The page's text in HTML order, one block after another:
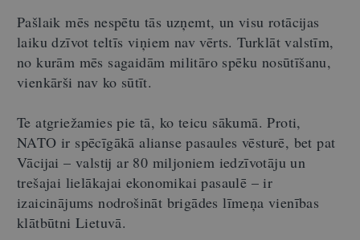
Pašlaik mēs nespētu tās uzņemt, un visu rotācijas
laiku dzīvot teltīs viņiem nav vērts. Turklāt valstīm,
no kurām mēs sagaidām militāro spēku nosūtīšanu,
vienkārši nav ko sūtīt.
Te atgriežamies pie tā, ko teicu sākumā. Proti,
NATO ir spēcīgākā alianse pasaules vēsturē, bet pat
Vācijai – valstij ar 80 miljoniem iedzīvotāju un
trešajai lielākajai ekonomikai pasaulē – ir
izaicinājums nodrošināt brigādes līmeņa vienības
klātbūtni Lietuvā.